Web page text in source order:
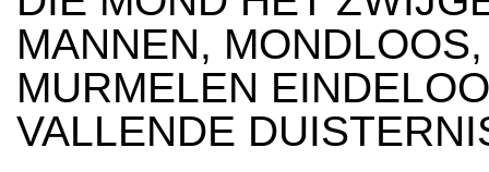
MANNEN, MONDLOOS,
MURMELEN
VALLENDE